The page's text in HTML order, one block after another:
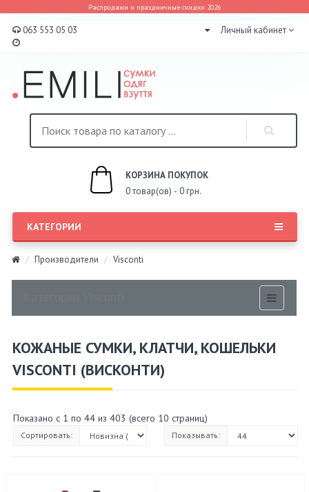
Распродажи и праздничные скидки 2026
063 553 05 03 Личный кабинет
КОРЗИНА ПОКУПОК
0 товар(ов) - 0 грн.
КАТЕГОРИИ
Производители Visconti
КОЖАНЫЕ СУМКИ, КЛАТЧИ, КОШЕЛЬКИ
VISCONTI (ВИСКОНТИ)
Показано с 1 по 44 из 403 (всего 10 страниц)
Сортировать: Показывать: